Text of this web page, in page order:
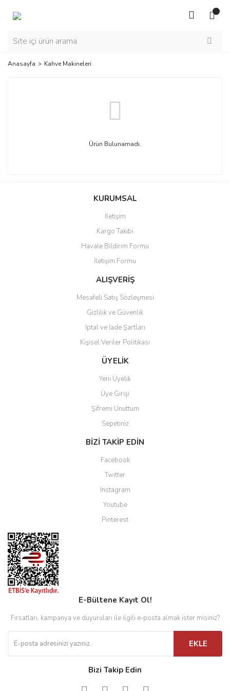
Anasayfa Kahve Makineleri
Ürün Bulunamadı.
KURUMSAL
İletişim
Kargo Takibi
Havale Bildirim Formu
İletişim Formu
ALIŞVERİŞ
Mesafeli Satış Sözleşmesi
Gizlilik ve Güvenlik
İptal ve İade Şartları
Kişisel Veriler Politikası
ÜYELİK
Yeni Üyelik
Üye Girişi
Şifremi Unuttum
Sepetiniz
BİZİ TAKİP EDİN
Facebook
Twitter
Instagram
Youtube
Pinterest
E-Bültene Kayıt Ol!
Fırsatları, kampanya ve duyuruları ile ilgili e-posta almak ister misiniz?
EKLE
Bizi Takip Edin